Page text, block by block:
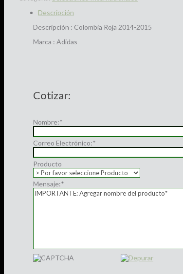
Descripción
Descripción : Colombia Roja 2014-2015
Marca : Adidas
Cotizar:
Nombre:*
Correo Electrónico:*
Producto
Mensaje:*